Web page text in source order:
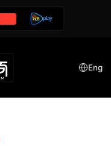
Eng